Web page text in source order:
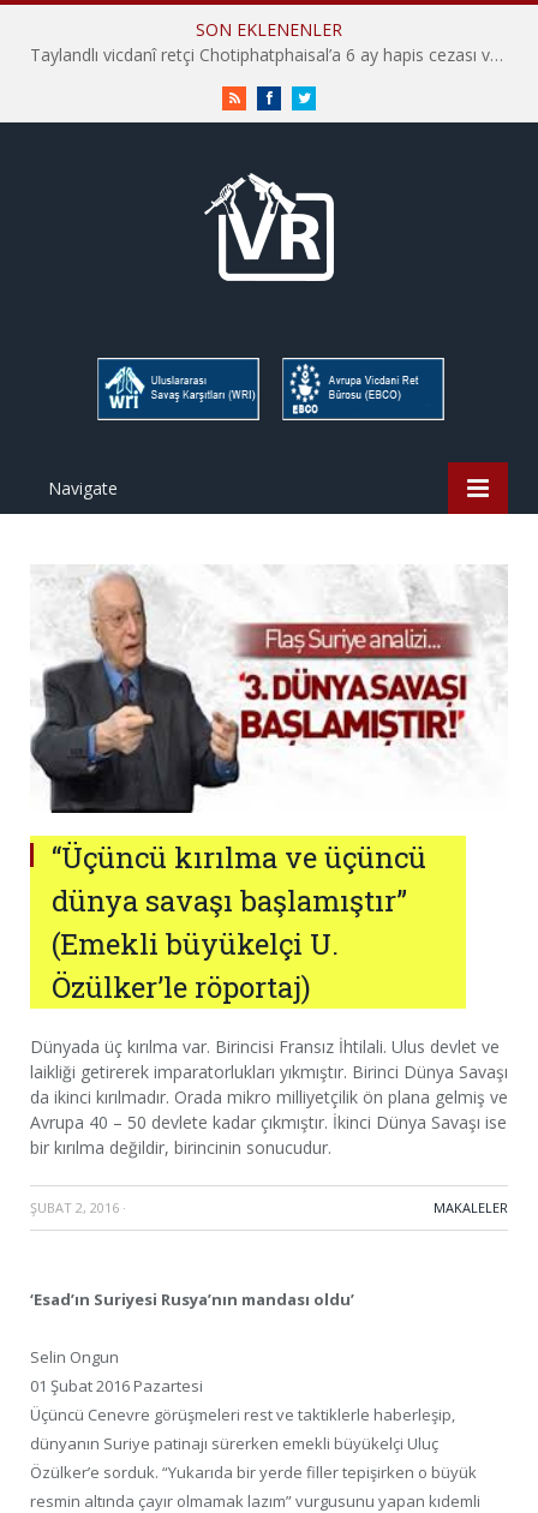
SON EKLENENLER
Taylandlı vicdanî retçi Chotiphatphaisal’a 6 ay hapis cezası verildi
RSS FacebookTwitter
Navigate
“Üçüncü kırılma ve üçüncü
dünya savaşı başlamıştır”
(Emekli büyükelçi U.
Özülker’le röportaj)
Dünyada üç kırılma var. Birincisi Fransız İhtilali. Ulus devlet ve
laikliği getirerek imparatorlukları yıkmıştır. Birinci Dünya Savaşı
da ikinci kırılmadır. Orada mikro milliyetçilik ön plana gelmiş ve
Avrupa 40 – 50 devlete kadar çıkmıştır. İkinci Dünya Savaşı ise
bir kırılma değildir, birincinin sonucudur.
ŞUBAT 2, 2016 · MAKALELER
‘Esad’ın Suriyesi Rusya’nın mandası oldu’
Selin Ongun
01 Şubat 2016 Pazartesi
Üçüncü Cenevre görüşmeleri rest ve taktiklerle haberleşip,
dünyanın Suriye patinajı sürerken emekli büyükelçi Uluç
Özülker’e sorduk. “Yukarıda bir yerde filler tepişirken o büyük
resmin altında çayır olmamak lazım” vurgusunu yapan kıdemli